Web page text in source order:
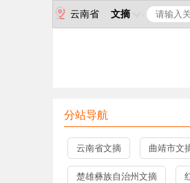
云南省 文摘
分站导航
云南省文摘 曲靖市文
楚雄彝族自治州文摘